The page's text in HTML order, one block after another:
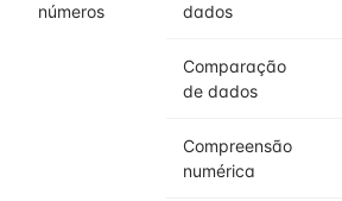
números
dados
Comparação
de dados
Compreensão
numérica